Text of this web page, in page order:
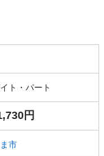
ト・パート
円
市